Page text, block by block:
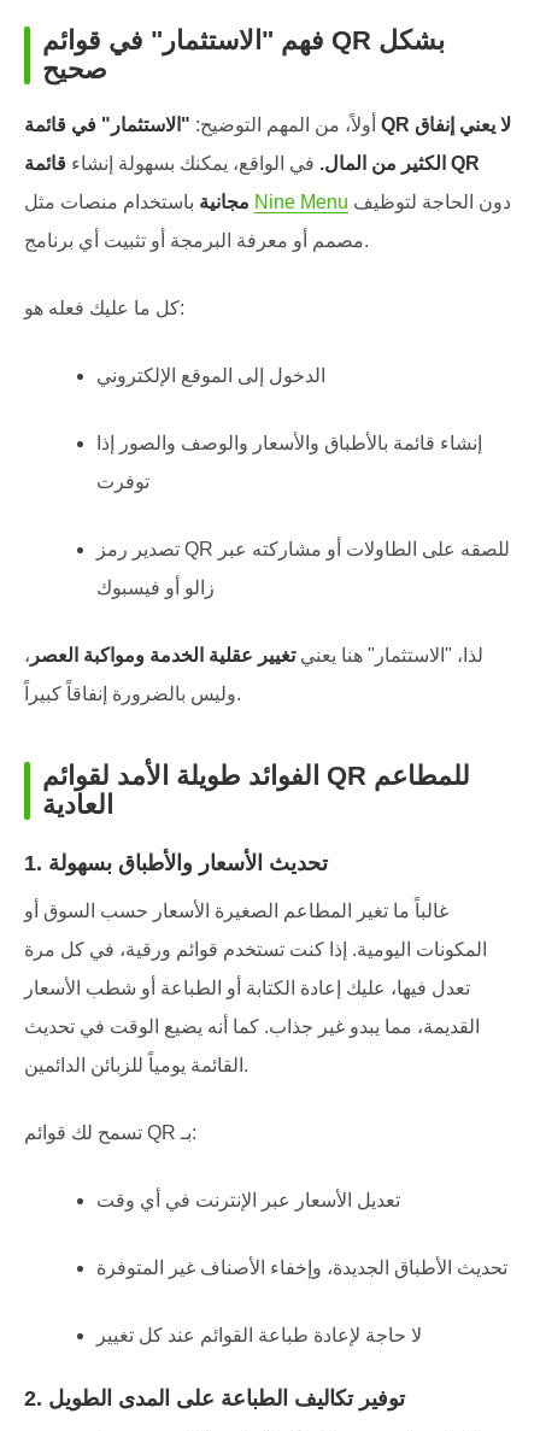
فهم "الاستثمار" في قوائم QR بشكل
صحيح
أولاً، من المهم التوضيح: "الاستثمار" في قائمة QR لا يعني إنفاق
الكثير من المال. في الواقع، يمكنك بسهولة إنشاء قائمة QR
مجانية Nine Menu
مصمم أو معرفة البرمجة أو تثبيت أي برنامج.
كل ما عليك فعله هو:
الدخول إلى الموقع الإلكتروني
إنشاء قائمة بالأطباق والأسعار والوصف والصور إذا
توفرت
تصدير رمز QR للصقه على الطاولات أو مشاركته عبر
زالو أو فيسبوك
لذا، "الاستثمار" هنا يعنيتغيير عقلية الخدمة ومواكبة العصر ،
وليس بالضرورة إنفاقاً كبيراً.
الفوائد طويلة الأمد لقوائم QR للمطاعم
العادية
1. تحديث الأسعار والأطباق بسهولة
غالباً ما تغير المطاعم الصغيرة الأسعار حسب السوق أو
المكونات اليومية. إذا كنت تستخدم قوائم ورقية، في كل مرة
تعدل فيها، عليك إعادة الكتابة أو الطباعة أو شطب الأسعار
القديمة، مما يبدو غير جذاب. كما أنه يضيع الوقت في تحديث
القائمة يومياً للزبائن الدائمين.
تسمح لك قوائم QR بـ:
تعديل الأسعار عبر الإنترنت في أي وقت
تحديث الأطباق الجديدة، وإخفاء الأصناف غير المتوفرة
لا حاجة لإعادة طباعة القوائم عند كل تغيير
2. توفير تكاليف الطباعة على المدى الطويل